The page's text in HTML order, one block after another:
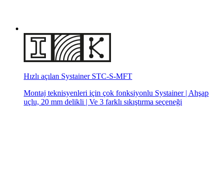
Hızlı açılan Systainer STC-S-MFT
Montaj teknisyenleri için çok fonksiyonlu Systainer | Ahşap
uçlu, 20 mm delikli | Ve 3 farklı sıkıştırma seçeneği